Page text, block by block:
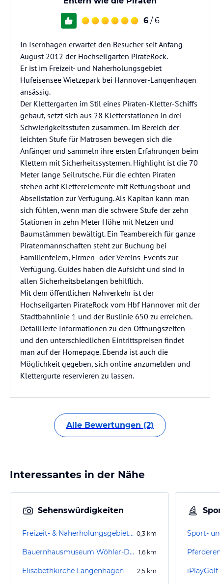
6 / 6
In Isernhagen erwartet den Besucher seit Anfang
August 2012 der Hochseilgarten PirateRock.
Er ist im Freizeit- und Naherholungsgebiet
Hufeisensee Wietzepark bei Hannover-Langenhagen
ansässig.
Der Klettergarten im Stil eines Piraten-Kletter-Schiffs
gebaut, setzt sich aus 28 Kletterstationen in drei
Schwierigkeitsstufen zusammen. Im Bereich der
leichten Stufe für Matrosen bewegen sich die
Anfänger und sammeln ihre ersten Erfahrungen beim
Klettern mit Sicherheitssystemen. Highlight ist die 70
Meter lange Seilrutsche. Für die echten Piraten
stehen acht Kletterelemente mit Rettungsboot und
Abseilstation zur Verfügung. Als Kapitän kann man
sich fühlen, wenn man die schwere Stufe der zehn
Stationen in zehn Meter Höhe mit Netzen und
Baumstämmen bewältigt. Ein Teambereich für ganze
Piratenmannschaften steht zur Buchung bei
Familienfeiern, Firmen- oder Vereins-Events zur
Verfügung. Guides haben die Aufsicht und sind in
allen Sicherheitsbelangen behilflich.
Mit dem öffentlichen Nahverkehr ist der
Hochseilgarten PirateRock vom Hbf Hannover mit der
Stadtbahnlinie 1 und der Buslinie 650 zu erreichen.
Detaillierte Informationen zu den Öffnungszeiten
und den unterschiedlichen Eintrittspreisen findet
man auf der Homepage. Ebenda ist auch die
Möglichkeit gegeben, sich online anzumelden und
Klettergurte reservieren zu lassen.
Alle Bewertungen (2)
Interessantes in der Nähe
Sehenswürdigkeiten
Freizeit- & Naherholungsgebiet Hufeisensee Wietzepark 0,3 km
Bauernhausmuseum Wöhler-Dusche-Hof 1,6 km
Elisabethkirche Langenhagen 2,5 km